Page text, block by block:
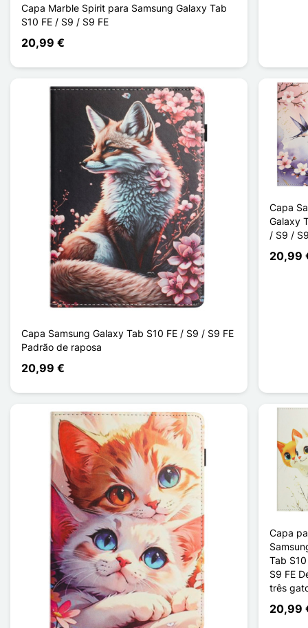
Capa Marble Spirit para Samsung Galaxy Tab
S10 FE / S9 / S9 FE
20,99 €
Capa Samsung Galaxy Tab S10 FE / S9 / S9 FE
Padrão de raposa
20,99 €
Capa
Galaxy
/ S9 /
20,99
Capa
Tab
S9 FE
três
20,99